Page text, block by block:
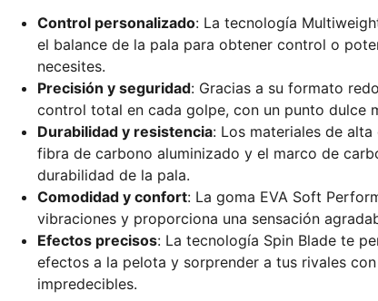
Control personalizado: La tecnología
el balance de la pala para obtener control o
necesites.
Precisión y seguridad: Gracias a su formato
control total en cada golpe, con un punto dulce
Durabilidad y resistencia: Los materiales de
fibra de carbono aluminizado y el marco de
durabilidad de la pala.
Comodidad y confort: La goma EVA Soft
vibraciones y proporciona una sensación
Efectos precisos: La tecnología Spin Blade te
efectos a la pelota y sorprender a tus rivales
impredecibles.